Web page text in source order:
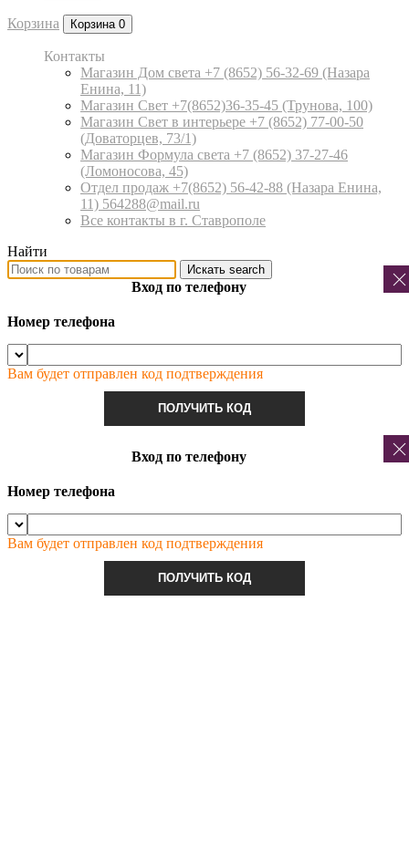
Корзина Корзина 0
Контакты
Магазин Дом света +7 (8652) 56-32-69 (Назара
Енина, 11)
Магазин Свет +7(8652)36-35-45 (Трунова, 100)
Магазин Свет в интерьере +7 (8652) 77-00-50
(Доваторцев, 73/1)
Магазин Формула света +7 (8652) 37-27-46
(Ломоносова, 45)
Отдел продаж +7(8652) 56-42-88 (Назара Енина,
11) 564288@mail.ru
Все контакты в г. Ставрополе
Найти
Искать search
Вход по телефону
Номер телефона
Вам будет отправлен код подтверждения
ПОЛУЧИТЬ КОД
Вход по телефону
Номер телефона
Вам будет отправлен код подтверждения
ПОЛУЧИТЬ КОД